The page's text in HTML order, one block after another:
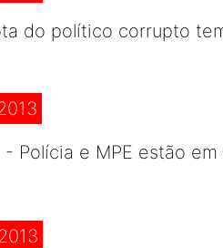
do político corrupto
- Polícia e MPE estão